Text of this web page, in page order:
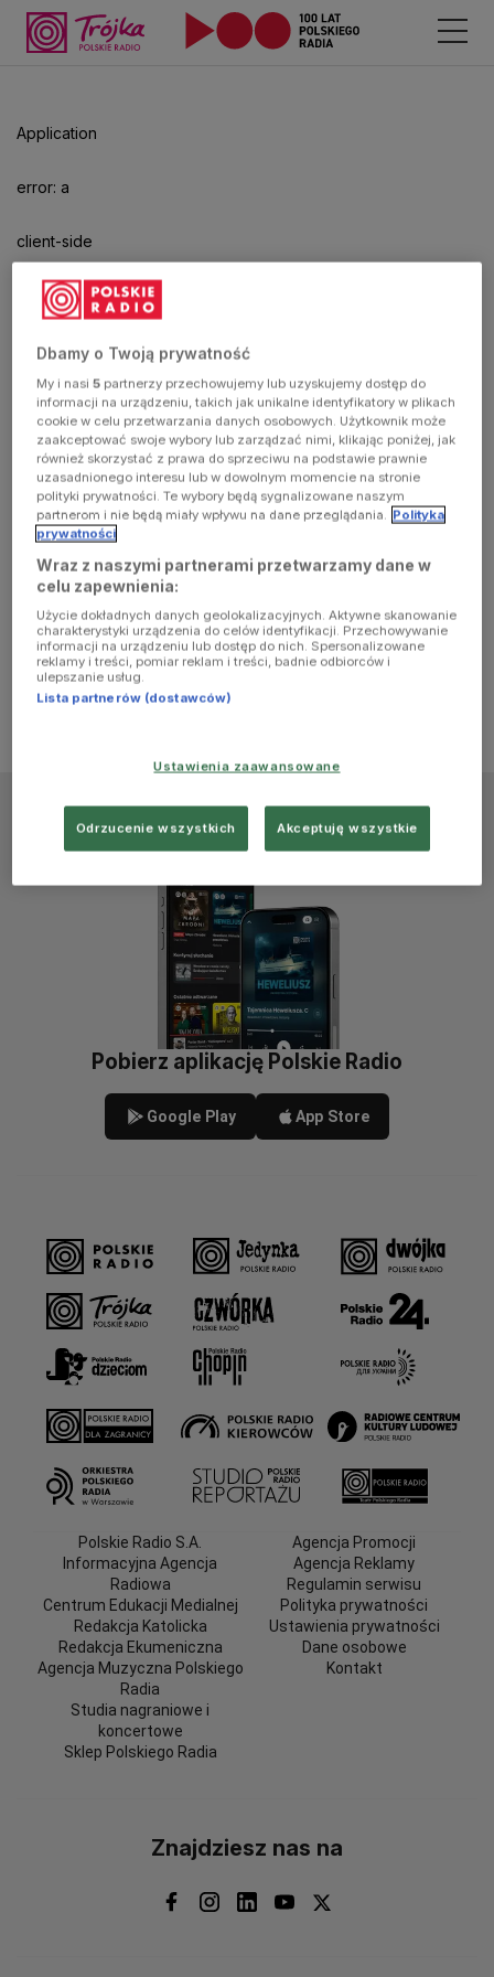
Application
error: a
client-side
exception
has
occurred
(see the
browser
console for
more
information)
Pobierz aplikację Polskie Radio
Google Play App Store
Polskie Radio S.A.
Informacyjna Agencja
Radiowa
Centrum Edukacji Medialnej
Redakcja Katolicka
Redakcja Ekumeniczna
Agencja Muzyczna Polskiego
Radia
Studia nagraniowe i
koncertowe
Sklep Polskiego Radia
Agencja Promocji
Agencja Reklamy
Regulamin serwisu
Polityka prywatności
Ustawienia prywatności
Dane osobowe
Kontakt
Znajdziesz nas na
Dbamy o Twoją prywatność
My i nasi5 partnerzy przechowujemy lub uzyskujemy dostęp do
informacji na urządzeniu, takich jak unikalne identyfikatory w plikach
cookie w celu przetwarzania danych osobowych. Użytkownik może
zaakceptować swoje wybory lub zarządzać nimi, klikając poniżej, jak
również skorzystać z prawa do sprzeciwu na podstawie prawnie
uzasadnionego interesu lub w dowolnym momencie na stronie
polityki prywatności. Te wybory będą sygnalizowane naszym
partnerom i nie będą miały wpływu na dane przeglądania. Polityka
prywatności
Wraz z naszymi partnerami przetwarzamy dane w
celu zapewnienia:
Użycie dokładnych danych geolokalizacyjnych. Aktywne skanowanie
charakterystyki urządzenia do celów identyfikacji. Przechowywanie
informacji na urządzeniu lub dostęp do nich. Spersonalizowane
reklamy i treści, pomiar reklam i treści, badnie odbiorców i
ulepszanie usług.
Lista partnerów (dostawców)
Ustawienia zaawansowane
Odrzucenie wszystkich Akceptuję wszystkie